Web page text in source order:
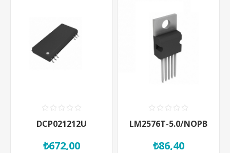
DCP021212U
₺672,00
LM2576T-5.0/NOPB
₺86,40